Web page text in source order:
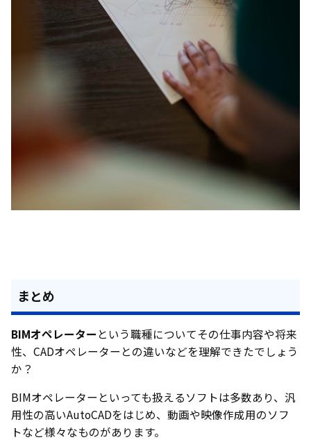
まとめ
BIMオペレーター という職種についてその仕事内容や将来
性、CADオペレーターとの違いなどを理解できたでしょう
か？
BIMオペレーターといっても扱えるソフトは多数あり、汎
用性の高いAutoCADをはじめ、動画や映像作成用のソフ
トなど様々なものがあります。